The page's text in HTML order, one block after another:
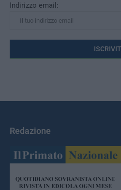
Indirizzo email:
Redazione